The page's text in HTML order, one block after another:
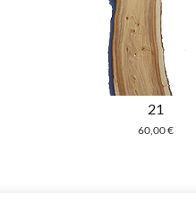
21
60,00€